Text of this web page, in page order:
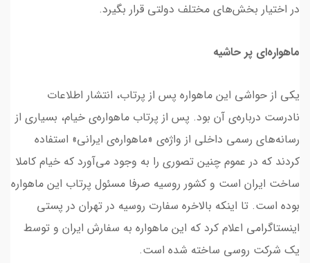
در اختیار بخش‌های مختلف دولتی قرار بگیرد.
ماهواره‌ای پر حاشیه
یکی از حواشی این ماهواره پس از پرتاب، انتشار اطلاعات
نادرست درباره‌ی آن بود. پس از پرتاب ماهواره‌ی خیام، بسیاری از
رسانه‌های رسمی داخلی از واژه‌ی «ماهواره‌ی ایرانی» استفاده
کردند که در عموم چنین تصوری را به وجود می‌آورد که خیام کاملا
ساخت ایران است و کشور روسیه صرفا مسئول پرتاب این ماهواره
بوده است. تا اینکه بالاخره سفارت روسیه در تهران در پستی
اینستاگرامی اعلام کرد که این ماهواره به سفارش ایران و توسط
یک شرکت روسی ساخته شده است.